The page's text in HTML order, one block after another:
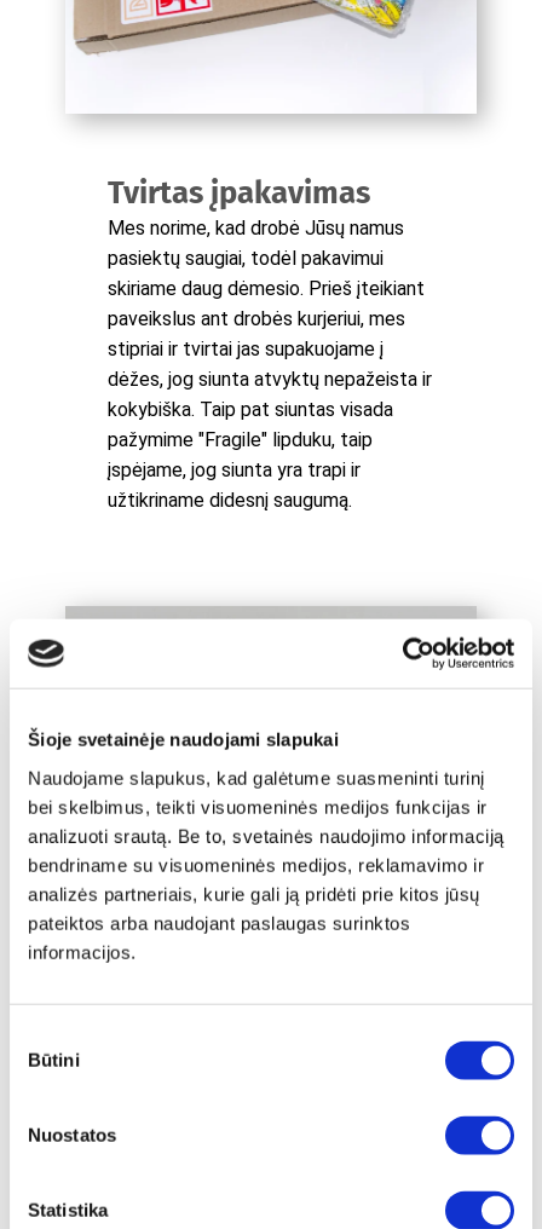
Šioje svetainėje naudojami slapukai
Naudojame slapukus, kad galėtume suasmeninti turinį
bei skelbimus, teikti visuomeninės medijos funkcijas ir
analizuoti srautą. Be to, svetainės naudojimo informaciją
bendriname su visuomeninės medijos, reklamavimo ir
analizės partneriais, kurie gali ją pridėti prie kitos jūsų
pateiktos arba naudojant paslaugas surinktos
informacijos.
pasirinkimas
Būtini
Nuostatos
Statistika
Tvirtas įpakavimas
Mes norime, kad drobė Jūsų namus
pasiektų saugiai, todėl pakavimui
skiriame daug dėmesio. Prieš įteikiant
paveikslus ant drobės kurjeriui, mes
stipriai ir tvirtai jas supakuojame į
dėžes, jog siunta atvyktų nepažeista ir
kokybiška. Taip pat siuntas visada
pažymime "Fragile" lipduku, taip
įspėjame, jog siunta yra trapi ir
užtikriname didesnį saugumą.
įrėminimas